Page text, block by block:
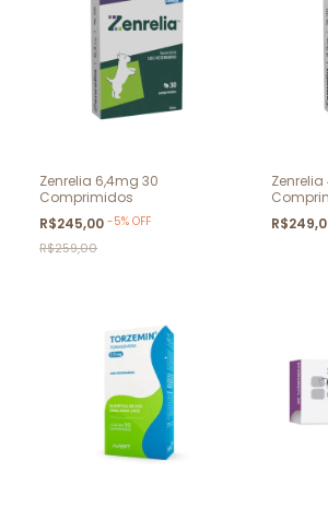
Zenrelia 6,4mg 30
Comprimidos
R$245,00-5%OFF
R$259,00